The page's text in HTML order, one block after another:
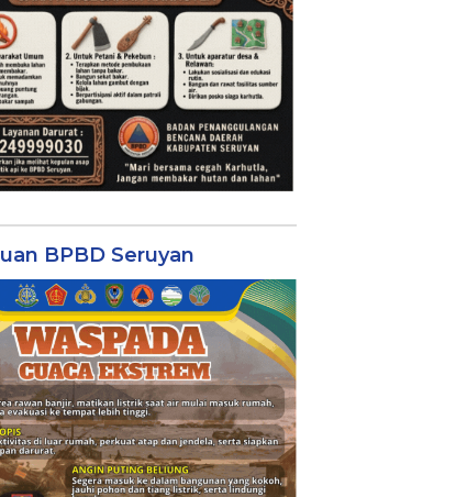
BPBD Seruyan